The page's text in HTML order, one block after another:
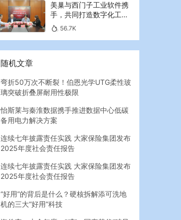
美巢与西门子工业软件携
手，共同打造数字化工业
新篇章
56.7K
随机文章
弯折50万次不断裂！伯恩光学UTG柔性玻
璃突破折叠屏耐用性极限
怡斯莱与秦淮数据携手推进数据中心低碳
备用电力解决方案
连续七年披露责任实践 大家保险集团发布
2025年度社会责任报告
连续七年披露责任实践 大家保险集团发布
2025年度社会责任报告
“好用”的背后是什么？硬核拆解添可洗地
机的三大“好用”科技